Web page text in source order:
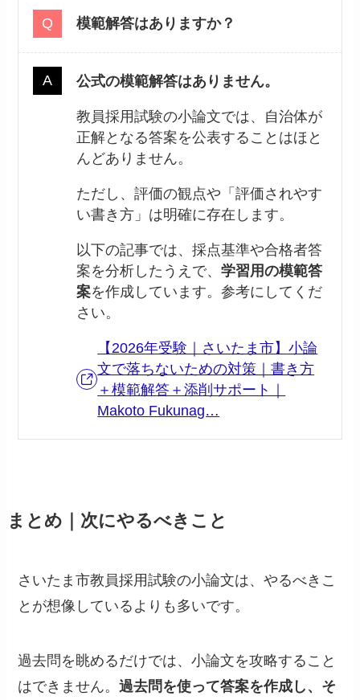
模範解答はありますか？
公式の模範解答はありません。
教員採用試験の小論文では、自治体が
正解となる答案を公表することはほと
んどありません。
ただし、評価の観点や「評価されやす
い書き方」は明確に存在します。
以下の記事では、採点基準や合格者答
案を分析したうえで、学習用の模範答
案を作成しています。参考にしてくだ
さい。
【2026年受験｜さいたま市】小論
文で落ちないための対策｜書き方
＋模範解答＋添削サポート｜
Makoto Fukunag…
まとめ｜次にやるべきこと
さいたま市教員採用試験の小論文は、やるべきこ
とが想像しているよりも多いです。
過去問を眺めるだけでは、小論文を攻略すること
はできません。過去問を使って答案を作成し、そ